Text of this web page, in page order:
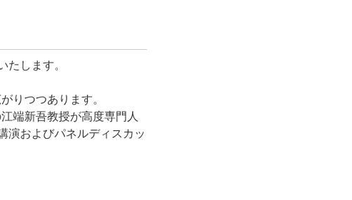
たします。
りつつあります。
端新吾教授が⾼度専⾨⼈
演およびパネルディスカッ